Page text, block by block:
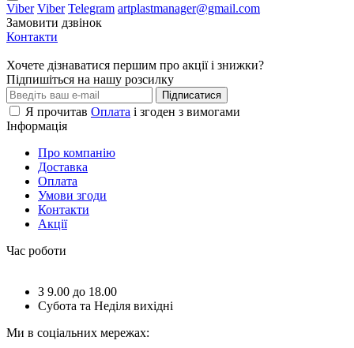
Viber Viber Telegram artplastmanager@gmail.com
Замовити дзвінок
Контакти
Хочете дізнаватися першим про акції і знижки?
Підпишіться на нашу розсилку
Підписатися
Я прочитав Оплата і згоден з вимогами
Інформація
Про компанію
Доставка
Оплата
Умови згоди
Контакти
Акції
Час роботи
З 9.00 до 18.00
Субота та Неділя вихідні
Ми в соціальних мережах: